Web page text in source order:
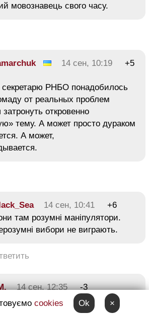
мовознавець свого часу.
14 сен, 10:19 +5
секретарю РНБО понадобилось
от реальных проблем
откровенно
тему. А может просто дураком
А может,
14 сен, 10:41
+6
там розумні маніпулятори.
вибори не виграють.
14 сен, 12:35
-3
массового распространения
телефонов, и первых
cookies Ok ×